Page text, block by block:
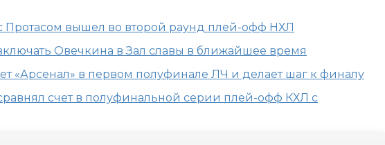
Протасом вышел во второй раунд плей-офф НХЛ
включать Овечкина в Зал славы в ближайшее время
«Арсенал» в первом полуфинале ЛЧ и делает шаг к финалу
счет в полуфинальной серии плей-офф КХЛ с